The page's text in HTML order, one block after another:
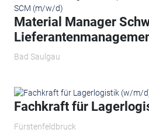
Material Manager
Bad Saulgau
Fachkraft für
Fürstenfeldbruck